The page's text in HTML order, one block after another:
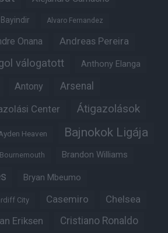
Alvaro Fernandez
Onana Andreas Pereira
válogatott Anthony Elanga
Antony Arsenal
Center Átigazolások
Heaven Bajnokok Ligája
Bournemouth Brandon Williams
Bryan Mbeumo
City Casemiro Chelsea
Eriksen Cristiano Ronaldo